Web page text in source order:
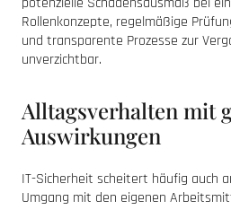
Rollenkonzepte, regelmäßige
und transparente Prozesse zur
unverzichtbar.
Alltagsverhalten mit
Auswirkungen
IT-Sicherheit scheitert häufig auch
Umgang mit den eigenen